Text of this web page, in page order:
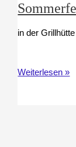
in der
Sommerfest
Weiterlesen »